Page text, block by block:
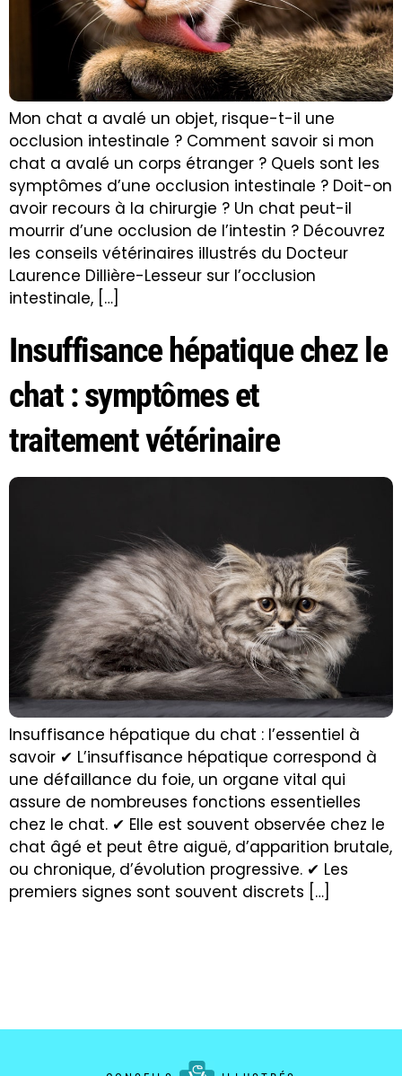
Mon chat a avalé un objet, risque-t-il une
occlusion intestinale ? Comment savoir si mon
chat a avalé un corps étranger ? Quels sont les
symptômes d’une occlusion intestinale ? Doit-on
avoir recours à la chirurgie ? Un chat peut-il
mourrir d’une occlusion de l’intestin ? Découvrez
les conseils vétérinaires illustrés du Docteur
Laurence Dillière-Lesseur sur l’occlusion
intestinale, […]
Insuffisance hépatique chez le
chat : symptômes et
traitement vétérinaire
Insuffisance hépatique du chat : l’essentiel à
savoir ✔ L’insuffisance hépatique correspond à
une défaillance du foie, un organe vital qui
assure de nombreuses fonctions essentielles
chez le chat. ✔ Elle est souvent observée chez le
chat âgé et peut être aiguë, d’apparition brutale,
ou chronique, d’évolution progressive. ✔ Les
premiers signes sont souvent discrets […]